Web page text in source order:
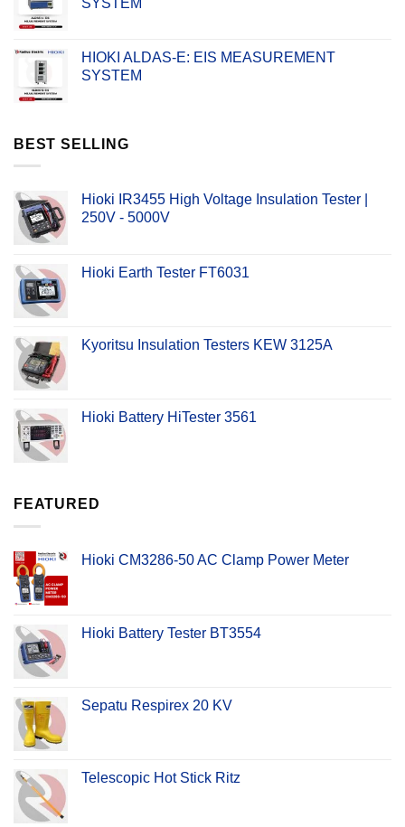
HIOKI ALDAS-E: EIS MEASUREMENT
SYSTEM
BEST SELLING
Hioki IR3455 High Voltage Insulation Tester |
250V - 5000V
Hioki Earth Tester FT6031
Kyoritsu Insulation Testers KEW 3125A
Hioki Battery HiTester 3561
FEATURED
Hioki CM3286-50 AC Clamp Power Meter
Hioki Battery Tester BT3554
Sepatu Respirex 20 KV
Telescopic Hot Stick Ritz